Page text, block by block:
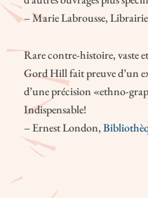
– Marie Labrousse,
Rare contre-histoire, vaste
Gord Hill fait preuve d’un
d’une précision «ethno-
Indispensable!
– Ernest London,